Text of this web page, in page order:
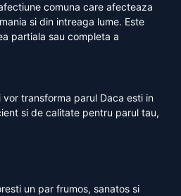
comuna care afecteaza
si din intreaga lume. Este
partiala sau completa a
transforma parul Daca esti in
si de calitate pentru parul tau,
un par frumos, sanatos si